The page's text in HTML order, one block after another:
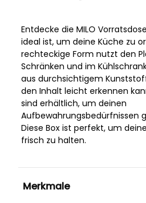
Entdecke die MILO
ideal ist, um deine Küche zu
rechteckige Form nutzt den
Schränken und im
aus durchsichtigem
den Inhalt leicht erkennen
sind erhältlich, um deinen
Aufbewahrungsbedürfnissen
Diese Box ist perfekt, um
frisch zu halten.
Merkmale